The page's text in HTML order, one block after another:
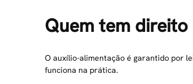
Quem tem
O auxílio-alimentação é garantido por
funciona na prática.